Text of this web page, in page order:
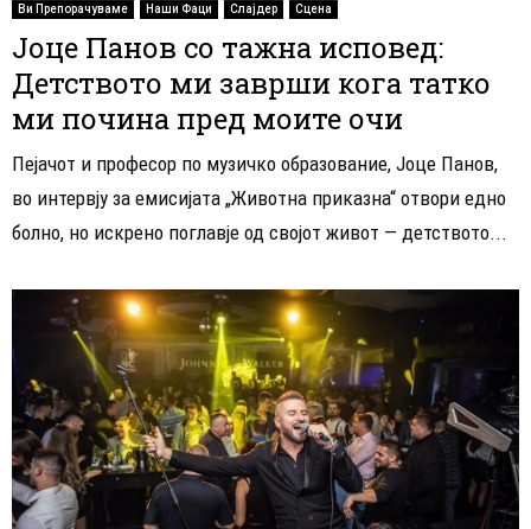
Ви Препорачуваме Наши Фаци Слајдер Сцена
Јоце Панов со тажна исповед:
Детството ми заврши кога татко
ми почина пред моите очи
Пејачот и професор по музичко образование, Јоце Панов,
во интервју за емисијата „Животна приказна“ отвори едно
болно, но искрено поглавје од својот живот — детството...